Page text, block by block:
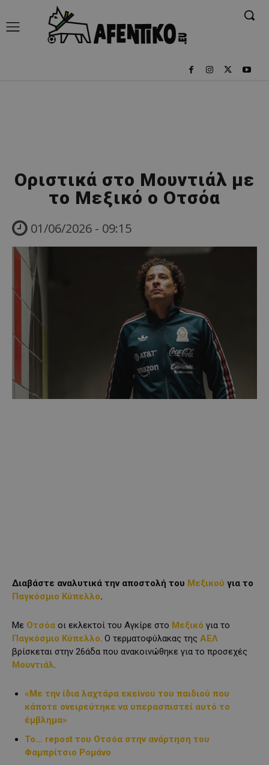
Οριστικά στο Μουντιάλ με
το Μεξικό ο Οτσόα
01/06/2026 - 09:15
Διαβάστε αναλυτικά την αποστολή του Μεξικού για το
Παγκόσμιο Κύπελλο.
Με Οτσόα οι εκλεκτοί του Αγκίρε στο Μεξικό για το
Παγκόσμιο Κύπελλο . Ο τερματοφύλακας της ΑΕΛ
βρίσκεται στην 26άδα που ανακοινώθηκε για το προσεχές
Μουντιάλ
«Με την ίδια λαχτάρα εκείνου του παιδιού που
κάποτε ονειρεύτηκε να υπερασπιστεί αυτό το
έμβλημα»
Το… repost του Οτσόα στην ανάρτηση του
Φαμπρίτσιο Ρομάνο